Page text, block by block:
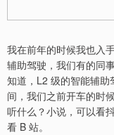
我在前年的时候我也入
辅助驾驶，我们有的同
知道，L2 级的智能辅
间，我们之前开车的时
听什么？小说，可以看
看 B 站。